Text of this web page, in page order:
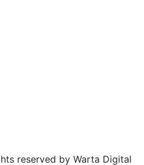
reserved by Warta Digital